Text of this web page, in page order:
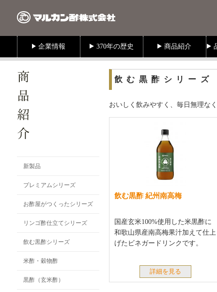
新製品
プレミアムシリーズ
お酢屋がつくったシリーズ
リンゴ酢仕立てシリーズ
飲む黒酢シリーズ
米酢・穀物酢
黒酢（玄米酢）
飲む黒酢シリーズ
おいしく飲みやすく、毎日無理な
飲む黒酢 紀州南高梅
国産玄米100%使用した米黒酢に
和歌山県産南高梅果汁加えて仕上
げたビネガードリンクです。
詳細を見る